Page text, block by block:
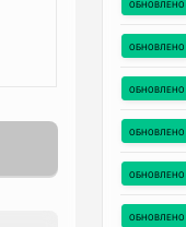
обновлено
обновлено
обновлено
обновлено
обновлено
обновлено